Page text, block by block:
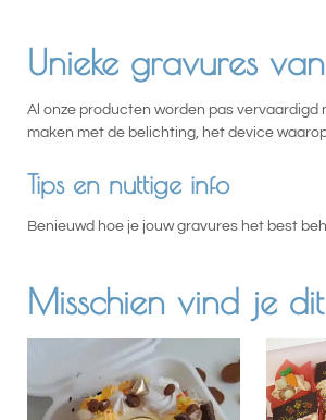
Unieke gravures
Al onze producten worden pas
maken met de belichting, het device
Tips en nuttige info
Benieuwd hoe je jouw gravures het best
Misschien vind je